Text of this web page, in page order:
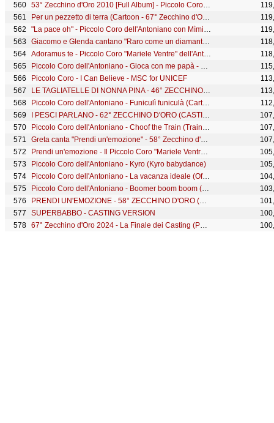
53° Zecchino d'Oro 2010 [Full Album] - Piccolo Coro dell'Antoniano
Per un pezzetto di terra (Cartoon - 67° Zecchino d'Oro)
"La pace oh" - Piccolo Coro dell'Antoniano con Mìmi e Nartico (La magia del Natale 2025)
Giacomo e Glenda cantano "Raro come un diamante" - 59° Zecchino d'Oro 2016
Adoramus te - Piccolo Coro "Mariele Ventre" dell'Antoniano e Coro "Fabio da Bologna"
Piccolo Coro dell'Antoniano - Gioca con me papà - 65° Zecchino d'oro
Piccolo Coro - I Can Believe - MSC for UNICEF
LE TAGLIATELLE DI NONNA PINA - 46° ZECCHINO D'ORO (CASTING TOUR VERSION)
Piccolo Coro dell'Antoniano - Funiculì funiculà (Cartoon)
I PESCI PARLANO - 62° ZECCHINO D'ORO (CASTING TOUR VERSION)
Piccolo Coro dell'Antoniano - Choof the Train (Train baby dance)
Greta canta "Prendi un'emozione" - 58° Zecchino d'Oro 2015
Prendi un'emozione - Il Piccolo Coro "Mariele Ventre" dell'Antoniano di Bologna
Piccolo Coro dell'Antoniano - Kyro (Kyro babydance)
Piccolo Coro dell'Antoniano - La vacanza ideale (Official Video) - 63° Zecchino d'Oro
Piccolo Coro dell'Antoniano - Boomer boom boom (Live - 68° Zecchino d'Oro)
PRENDI UN'EMOZIONE - 58° ZECCHINO D'ORO (CASTING TOUR 2020 VERSION)
SUPERBABBO - CASTING VERSION
67° Zecchino d'Oro 2024 - La Finale dei Casting (Puntata 1)